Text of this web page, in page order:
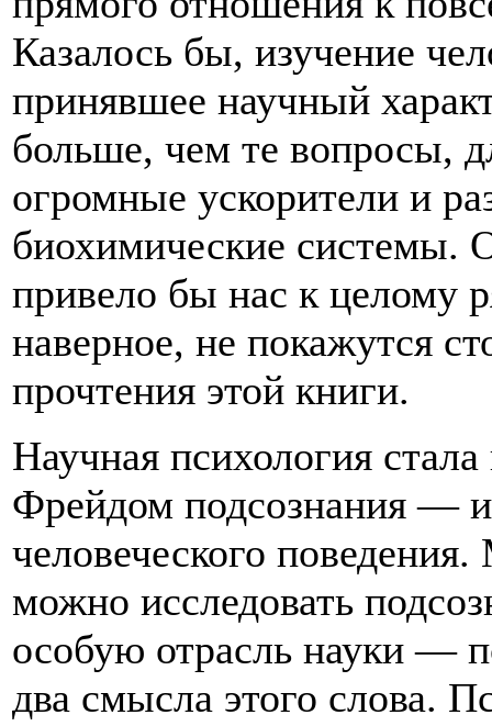
Казалось бы, изучение
принявшее научный
больше, чем те вопросы,
огромные ускорители и
биохимические системы.
привело бы нас к целому
наверное, не покажутся
прочтения этой книги.
Научная психология
Фрейдом подсознания —
человеческого
можно исследовать
особую отрасль науки —
два смысла этого слова.